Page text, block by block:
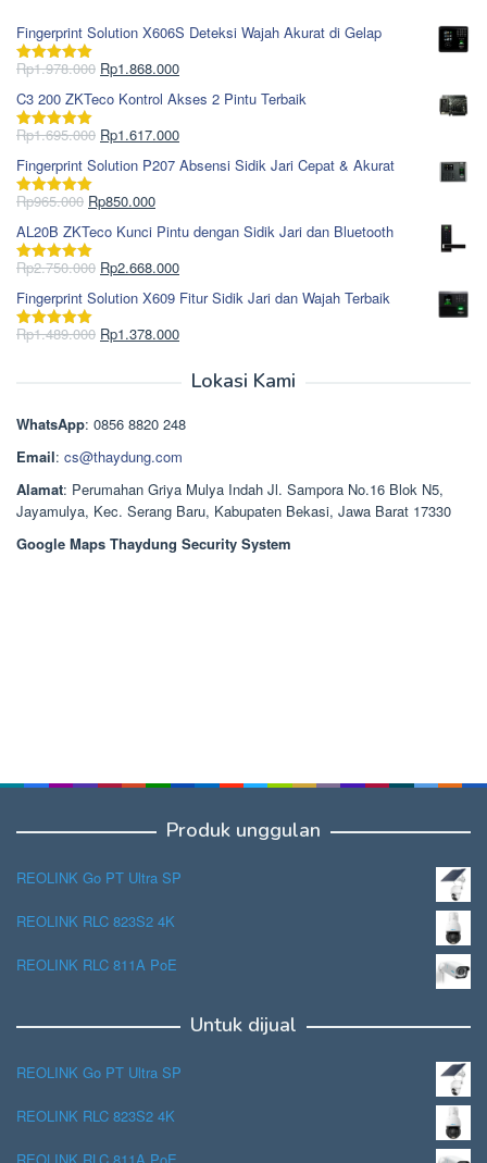
Fingerprint Solution X606S Deteksi Wajah Akurat di Gelap
Dinilai5.00
Rp1.978.000 Harga
aslinya
adalah:
Rp1.978.000.
Rp1.868.000Harga
saat
ini
adalah:
C3 200 ZKTeco Kontrol Akses 2 Pintu Terbaik
Dinilai5.00
Rp1.695.000 Harga
aslinya
adalah:
Rp1.695.000.
Rp1.617.000Harga
saat
ini
Fingerprint Solution P207 Absensi Sidik Jari Cepat & Akurat
Dinilai5.00
Rp965.000 Harga
aslinya
adalah:
Rp965.000.
Rp850.000Harga
saat
ini
adalah:
AL20B ZKTeco Kunci Pintu dengan Sidik Jari dan Bluetooth
Dinilai5.00
Rp2.750.000 Harga
aslinya
adalah:
Rp2.750.000.
Rp2.668.000Harga
saat
ini
adalah:
Fingerprint Solution X609 Fitur Sidik Jari dan Wajah Terbaik
Dinilai5.00
Rp1.489.000 Harga
Rp1.378.000Harga
Rp1.378.000.
Lokasi Kami
WhatsApp: 0856 8820 248
Email: cs@thaydung.com
Alamat: Perumahan Griya Mulya Indah Jl. Sampora No.16 Blok N5,
Jayamulya, Kec. Serang Baru, Kabupaten Bekasi, Jawa Barat 17330
Google Maps Thaydung Security System
Produk unggulan
REOLINK Go PT Ultra SP
REOLINK RLC 823S2 4K
REOLINK RLC 811A PoE
Untuk dijual
REOLINK Go PT Ultra SP
REOLINK RLC 823S2 4K